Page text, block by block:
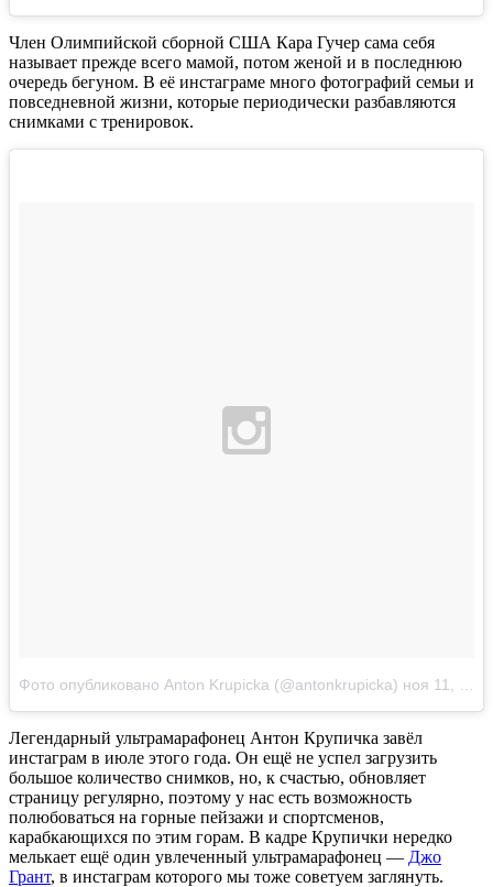
Член Олимпийской сборной США Кара Гучер сама себя
называет прежде всего мамой, потом женой и в последнюю
очередь бегуном. В её инстаграме много фотографий семьи и
повседневной жизни, которые периодически разбавляются
снимками с тренировок.
Фото опубликовано Anton Krupicka (@antonkrupicka) ноя 11, 2014 at 11:53 PST
Легендарный ультрамарафонец Антон Крупичка завёл
инстаграм в июле этого года. Он ещё не успел загрузить
большое количество снимков, но, к счастью, обновляет
страницу регулярно, поэтому у нас есть возможность
полюбоваться на горные пейзажи и спортсменов,
карабкающихся по этим горам. В кадре Крупички нередко
мелькает ещё один увлеченный ультрамарафонец — Джо
Грант, в инстаграм которого мы тоже советуем заглянуть.